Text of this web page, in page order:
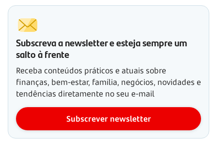
Subscreva a newsletter e esteja sempre um
salto à frente
Receba conteúdos práticos e atuais sobre
finanças, bem-estar, família, negócios, novidades e
tendências diretamente no seu e-mail
Subscrever newsletter